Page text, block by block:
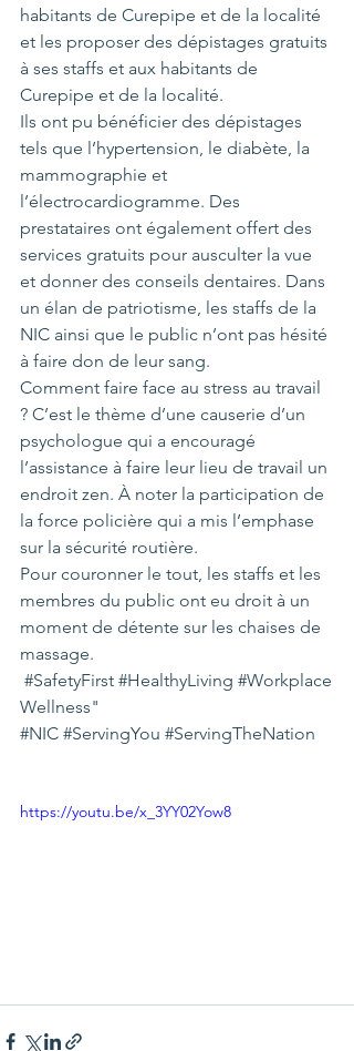
habitants de Curepipe et de la localité
et les proposer des dépistages gratuits
à ses staffs et aux habitants de
Curepipe et de la localité.
Ils ont pu bénéficier des dépistages
tels que l’hypertension, le diabète, la
mammographie et
l’électrocardiogramme. Des
prestataires ont également offert des
services gratuits pour ausculter la vue
et donner des conseils dentaires. Dans
un élan de patriotisme, les staffs de la
NIC ainsi que le public n’ont pas hésité
à faire don de leur sang.
Comment faire face au stress au travail
? C’est le thème d’une causerie d’un
psychologue qui a encouragé
l’assistance à faire leur lieu de travail un
endroit zen. À noter la participation de
la force policière qui a mis l’emphase
sur la sécurité routière.
Pour couronner le tout, les staffs et les
membres du public ont eu droit à un
moment de détente sur les chaises de
massage.
#SafetyFirst #HealthyLiving #Workplace
Wellness"
#NIC #ServingYou #ServingTheNation
https://youtu.be/x_3YY02Yow8